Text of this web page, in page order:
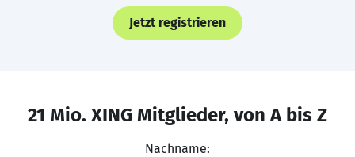
Jetzt registrieren
21 Mio. XING Mitglieder, von A bis Z
Nachname: